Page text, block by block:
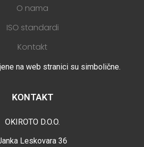
O nama
ISO standardi
Kontakt
na web stranici su simbolične.
KONTAKT
OKIROTO D.O.O.
Leskovara 36